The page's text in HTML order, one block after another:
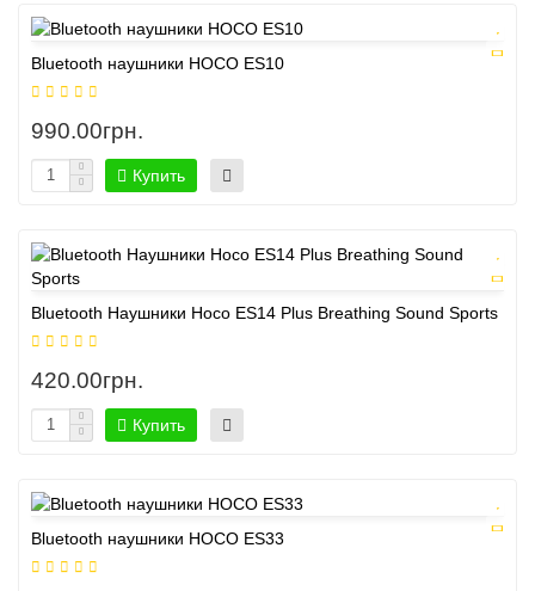
Bluetooth наушники HOCO ES10
990.00грн.
Купить
Bluetooth Наушники Hoco ES14 Plus Breathing Sound Sports
420.00грн.
Купить
Bluetooth наушники HOCO ES33